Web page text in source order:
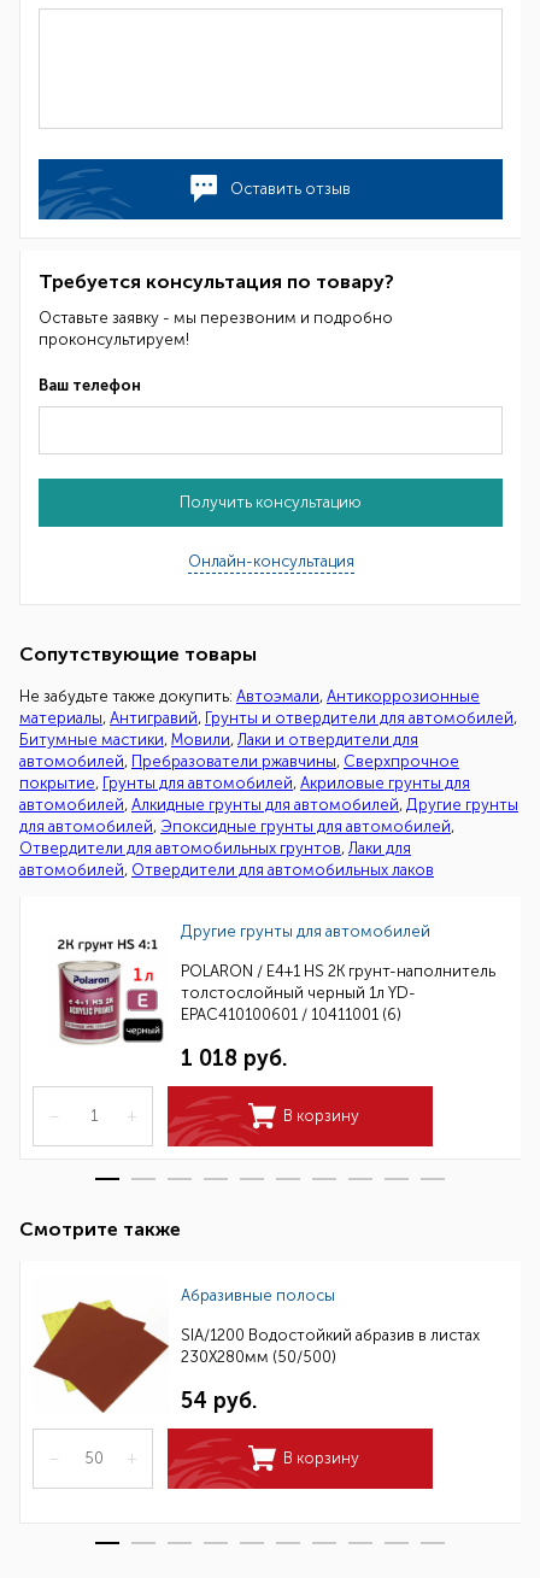
Оставить отзыв
Требуется консультация по товару?
Оставьте заявку - мы перезвоним и подробно
проконсультируем!
Ваш телефон
Получить консультацию
Онлайн-консультация
Сопутствующие товары
Не забудьте также докупить: Автоэмали, Антикоррозионные
материалы, Антигравий, Грунты и отвердители для автомобилей,
Битумные мастики, Мовили, Лаки и отвердители для
автомобилей, Пребразователи ржавчины, Сверхпрочное
покрытие, Грунты для автомобилей, Акриловые грунты для
автомобилей, Алкидные грунты для автомобилей, Другие грунты
для автомобилей, Эпоксидные грунты для автомобилей,
Отвердители для автомобильных грунтов, Лаки для
автомобилей, Отвердители для автомобильных лаков
Другие грунты для автомобилей
POLARON / E4+1 HS 2K грунт-наполнитель
толстослойный черный 1л YD-
EPAC410100601 / 10411001 (6)
1 018 руб.
– + В корзину
Смотрите также
Абразивные полосы
SIA/1200 Водостойкий абразив в листах
230Х280мм (50/500)
54 руб.
– + В корзину